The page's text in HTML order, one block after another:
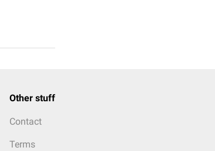
Other stuff
Contact
Terms